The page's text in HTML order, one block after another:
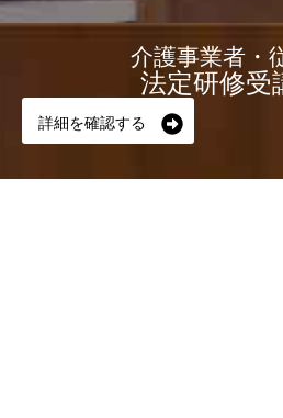
介護事業者・
法定研修受
詳細を確認する